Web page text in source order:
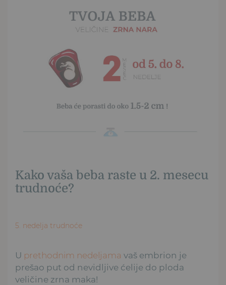
Kako vaša beba raste u 2. mesecu
trudnoće?
5. nedelja trudnoće
U prethodnim nedeljama vaš embrion je
prešao put od nevidljive ćelije do ploda
veličine zrna maka!